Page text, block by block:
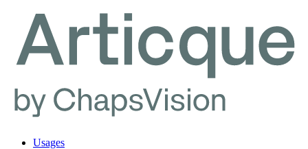
Usages